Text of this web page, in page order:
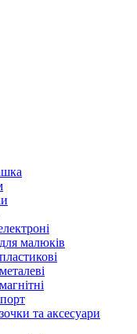
малюків
та аксесуари